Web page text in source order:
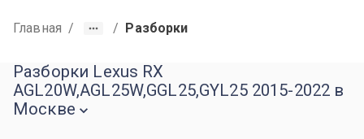
Главная / / Разборки
Разборки Lexus RX
AGL20W,AGL25W,GGL25,GYL25 2015-2022 в
Москве